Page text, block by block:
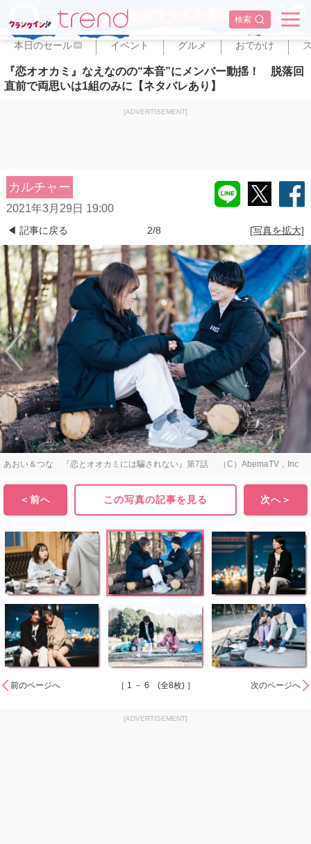
検索
✕
本日のセール PR イベント グルメ おでかけ
『恋オオカミ』なえなのの“本音”にメンバー動揺！ 脱落回
直前で両思いは1組のみに【ネタバレあり】
[ADVERTISEMENT]
カルチャー
2021年3月29日 19:00
◀ 記事に戻る 2/8 [写真を拡大]
あおい＆つな 『恋とオオカミには騙されない』第7話 （C）AbemaTV，Inc
＜前へ この写真の記事を見る 次へ＞
前のページへ ［ 1 － 6 (全8枚) ］ 次のページへ
[ADVERTISEMENT]